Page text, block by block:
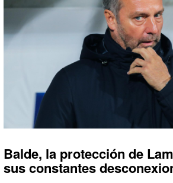
Balde, la protección de
sus constantes